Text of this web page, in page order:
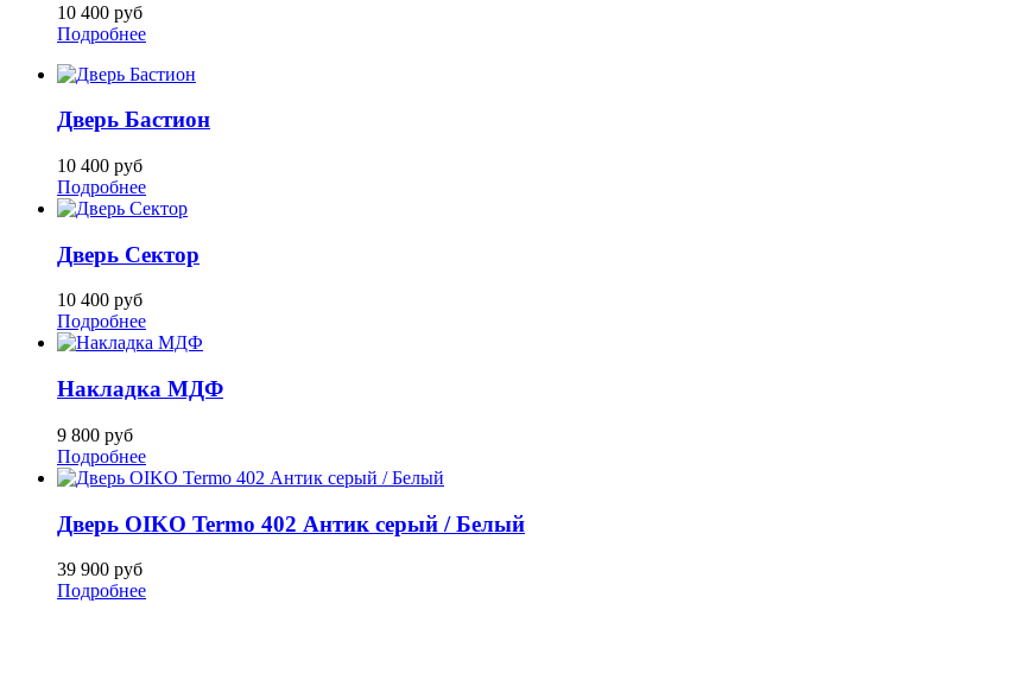
10 400 руб
Подробнее
Дверь Бастион
10 400 руб
Подробнее
Дверь Сектор
10 400 руб
Подробнее
Накладка МДФ
9 800 руб
Подробнее
Дверь OIKO Termo 402 Антик серый / Белый
39 900 руб
Подробнее